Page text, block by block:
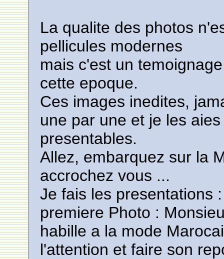
La qualite des photos
pellicules modernes
mais c'est un
cette epoque.
Ces images inedites,
une par une et je les
presentables.
Allez, embarquez sur la
accrochez vous ...
Je fais les presentations :
premiere Photo :
habille a la mode
l'attention et faire son